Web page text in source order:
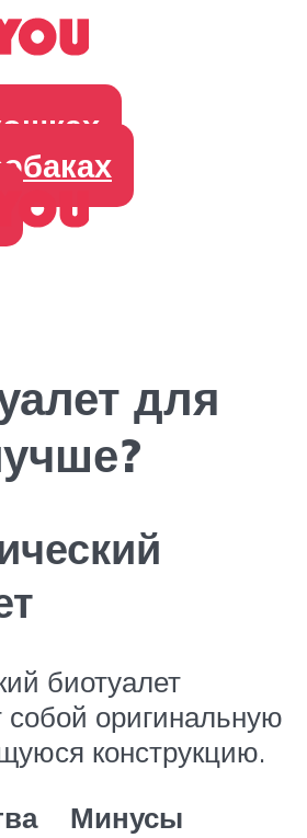
для
биотуалет
собой оригинальную
конструкцию.
Минусы